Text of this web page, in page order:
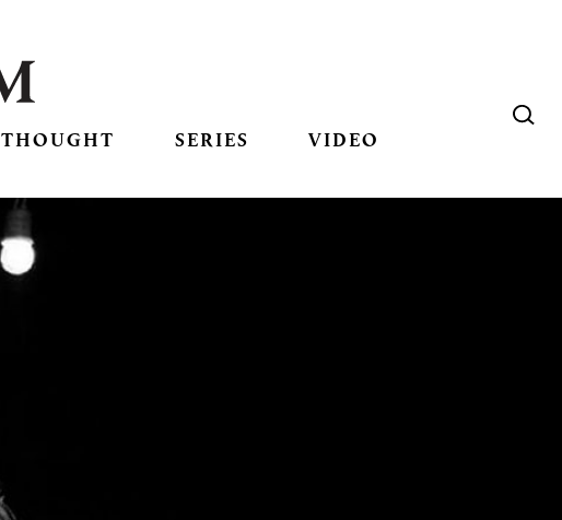
THOUGHT SERIES VIDEO